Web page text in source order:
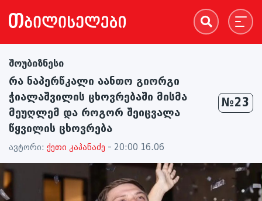
შოუბიზნესი
რა ნაპერწკალი აანთო გიორგი
ჭიალაშვილის ცხოვრებაში მისმა
მეუღლემ და როგორ შეიცვალა
წყვილის ცხოვრება
№23
ავტორი: ქეთი კაპანაძე - 20:00 16.06